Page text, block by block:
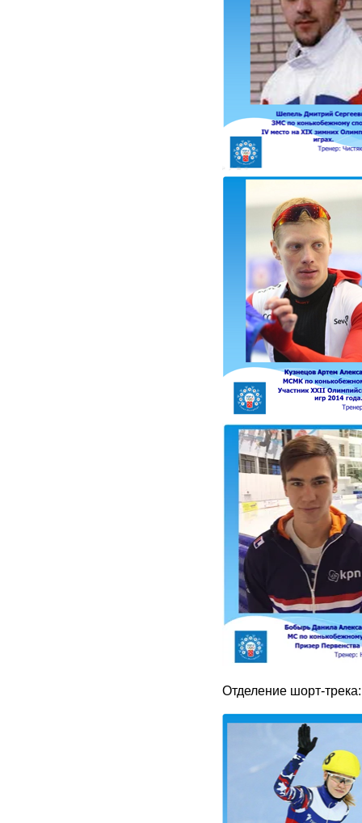
Отделение шорт-